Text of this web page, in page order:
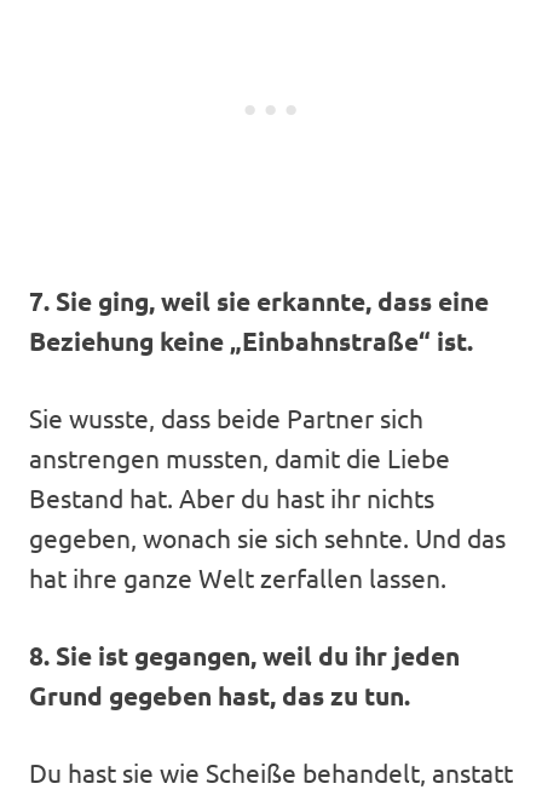
7. Sie ging, weil sie erkannte, dass eine
Beziehung keine „Einbahnstraße“ ist.
Sie wusste, dass beide Partner sich
anstrengen mussten, damit die Liebe
Bestand hat. Aber du hast ihr nichts
gegeben, wonach sie sich sehnte. Und das
hat ihre ganze Welt zerfallen lassen.
8. Sie ist gegangen, weil du ihr jeden
Grund gegeben hast, das zu tun.
Du hast sie wie Scheiße behandelt, anstatt